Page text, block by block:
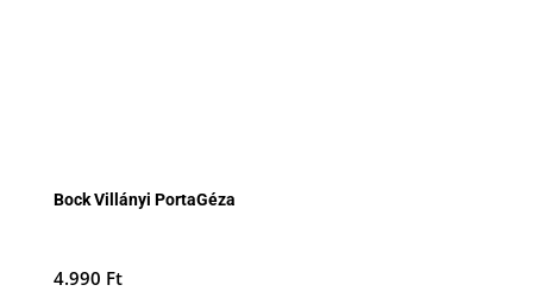
Bock Villányi PortaGéza
4.990 Ft